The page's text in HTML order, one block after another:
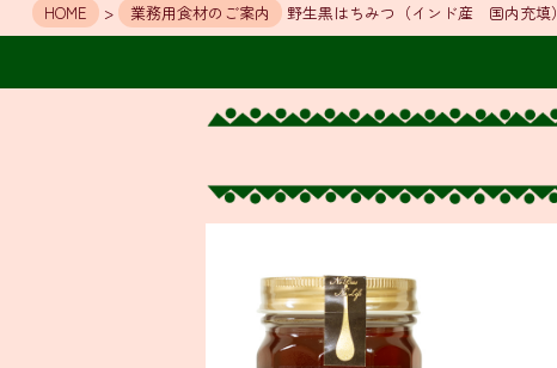
HOME > 業務用食材のご案内 野生黒はちみつ（インド産 国内充填）